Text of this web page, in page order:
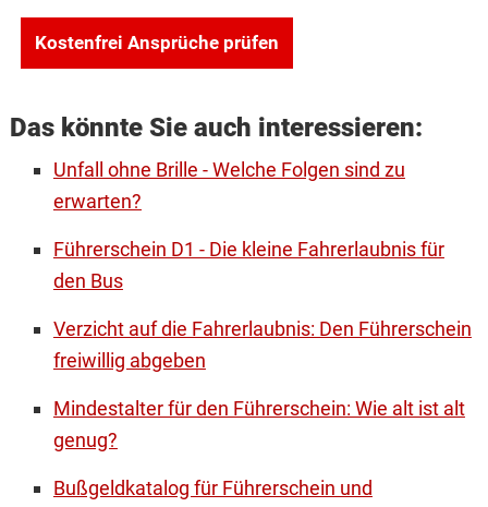
Kostenfrei Ansprüche prüfen
Das könnte Sie auch interessieren:
Unfall ohne Brille - Welche Folgen sind zu
erwarten?
Führerschein D1 - Die kleine Fahrerlaubnis für
den Bus
Verzicht auf die Fahrerlaubnis: Den Führerschein
freiwillig abgeben
Mindestalter für den Führerschein: Wie alt ist alt
genug?
Bußgeldkatalog für Führerschein und